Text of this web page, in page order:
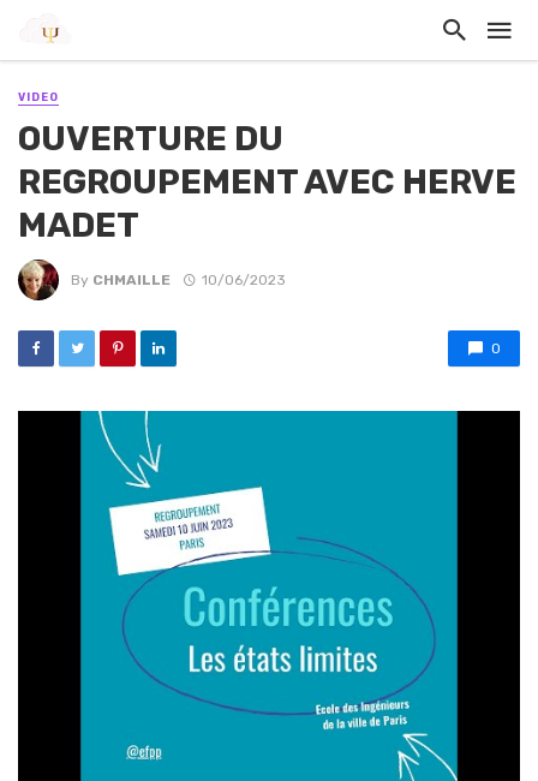
VIDEO
OUVERTURE DU
REGROUPEMENT AVEC HERVE
MADET
By CHMAILLE 10/06/2023
0